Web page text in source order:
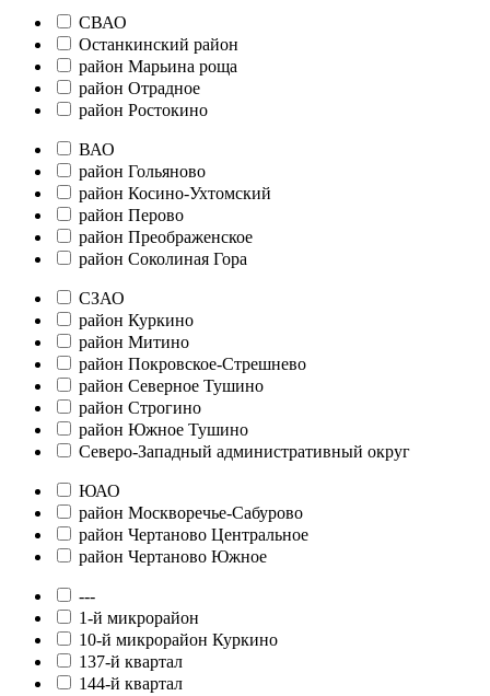
СВАО
Останкинский район
район Марьина роща
район Отрадное
район Ростокино
ВАО
район Гольяново
район Косино-Ухтомский
район Перово
район Преображенское
район Соколиная Гора
СЗАО
район Куркино
район Митино
район Покровское-Стрешнево
район Северное Тушино
район Строгино
район Южное Тушино
Северо-Западный административный округ
ЮАО
район Москворечье-Сабурово
район Чертаново Центральное
район Чертаново Южное
---
1-й микрорайон
10-й микрорайон Куркино
137-й квартал
144-й квартал